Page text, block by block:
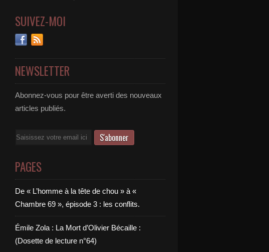
SUIVEZ-MOI
NEWSLETTER
Abonnez-vous pour être averti des nouveaux
articles publiés.
Email
PAGES
De « L’homme à la tête de chou » à «
Chambre 69 », épisode 3 : les conflits.
Émile Zola : La Mort d’Olivier Bécaille :
(Dosette de lecture n°64)